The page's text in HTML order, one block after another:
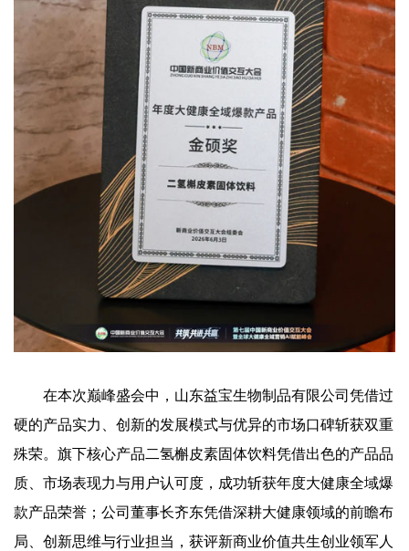
在本次巅峰盛会中，山东益宝生物制品有限公司凭借过
硬的产品实力、创新的发展模式与优异的市场口碑斩获双重
殊荣。旗下核心产品二氢槲皮素固体饮料凭借出色的产品品
质、市场表现力与用户认可度，成功斩获年度大健康全域爆
款产品荣誉；公司董事长齐东凭借深耕大健康领域的前瞻布
局、创新思维与行业担当，获评新商业价值共生创业领军人